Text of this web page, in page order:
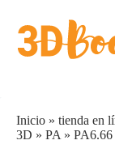
contenido
Inicio » tienda en
3D » PA »